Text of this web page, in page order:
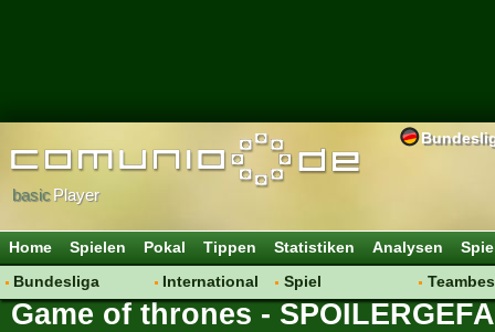
basicPlayer
Home Spielen Pokal Tippen Statistiken Analysen
Bundesliga
Hot News
International
Vereine
Spiel
Regeln & Tipps
Game of thrones -